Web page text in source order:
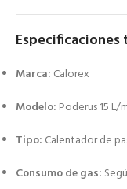
Especificaciones
Marca: Calorex
Modelo: Poderus 15 L/
Tipo: Calentador de
Consumo de gas: